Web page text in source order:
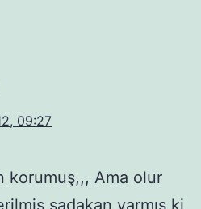
09:27
korumuş,,, Ama olur
sadakan varmış ki